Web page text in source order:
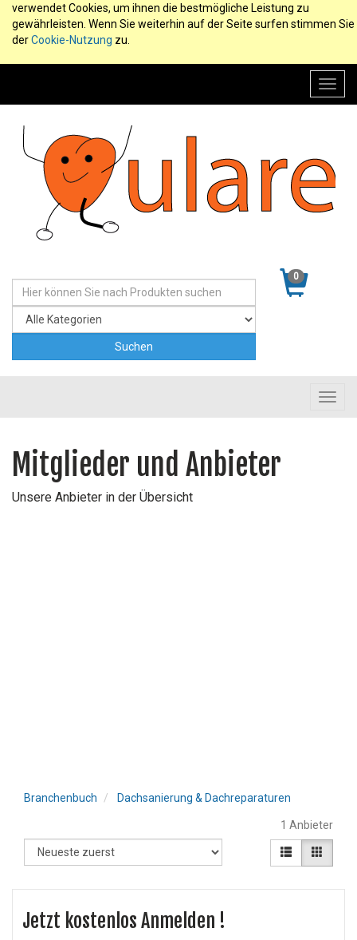
verwendet Cookies, um ihnen die bestmögliche Leistung zu
gewährleisten. Wenn Sie weiterhin auf der Seite surfen stimmen Sie
derCookie-Nutzung zu.
0
Mitglieder und Anbieter
Unsere Anbieter in der Übersicht
Branchenbuch Dachsanierung & Dachreparaturen
1 Anbieter
Jetzt kostenlos Anmelden !